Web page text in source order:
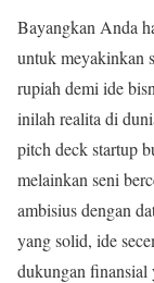
Bayangkan Anda
untuk meyakinkan
rupiah demi ide
inilah realita di
pitch deck startup
melainkan seni
ambisius dengan
yang solid, ide
dukungan